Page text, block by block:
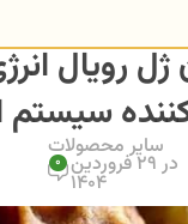
رویال
سیستم
سایر محصولات
در 29 فروردین
1404
0